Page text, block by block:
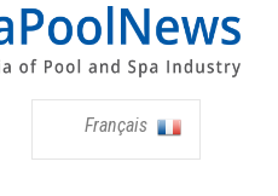
Français